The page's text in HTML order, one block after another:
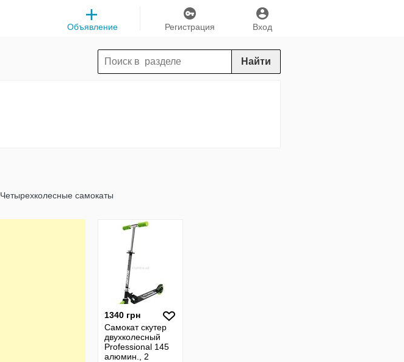
Вход
Регистрация
Объявление
Найти
Четырехколесные самокаты
1340 грн
Самокат скутер
двухколесный
Professional 145
алюмин., 2